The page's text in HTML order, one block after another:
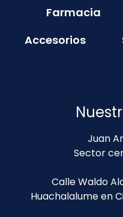
Farmacia
Accesorios
Juan
Sector
Calle Waldo
Huachalalume en